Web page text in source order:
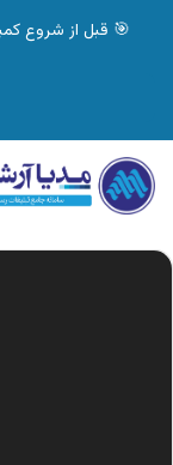
نمایشگر
ویدیو